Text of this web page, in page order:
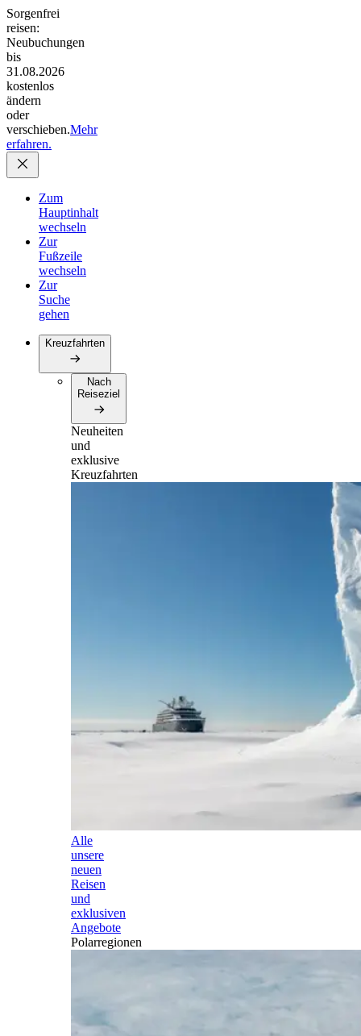
Sorgenfrei
reisen:
Neubuchungen
bis
31.08.2026
kostenlos
ändern
oder
verschieben.Mehr
erfahren.
Zum
Hauptinhalt
wechseln
Zur
Fußzeile
wechseln
Zur
Suche
gehen
Kreuzfahrten
Nach
Reiseziel
Neuheiten
und
exklusive
Kreuzfahrten
Alle
unsere
neuen
Reisen
und
exklusiven
Angebote
Polarregionen